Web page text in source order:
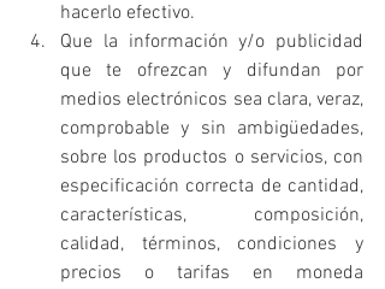
hacerlo efectivo.
Que la información y/o publicidad
que te ofrezcan y difundan por
medios electrónicos sea clara, veraz,
comprobable y sin ambigüedades,
sobre los productos o servicios, con
especificación correcta de cantidad,
características, composición,
calidad, términos, condiciones y
precios o tarifas en moneda